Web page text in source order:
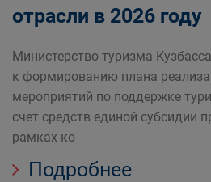
отрасли в 2026 году
Министерство туризма
к формированию плана
мероприятий по поддержке
счет средств единой субсидии
рамках ко
Подробнее